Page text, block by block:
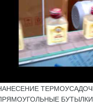
БУТЫЛКИ